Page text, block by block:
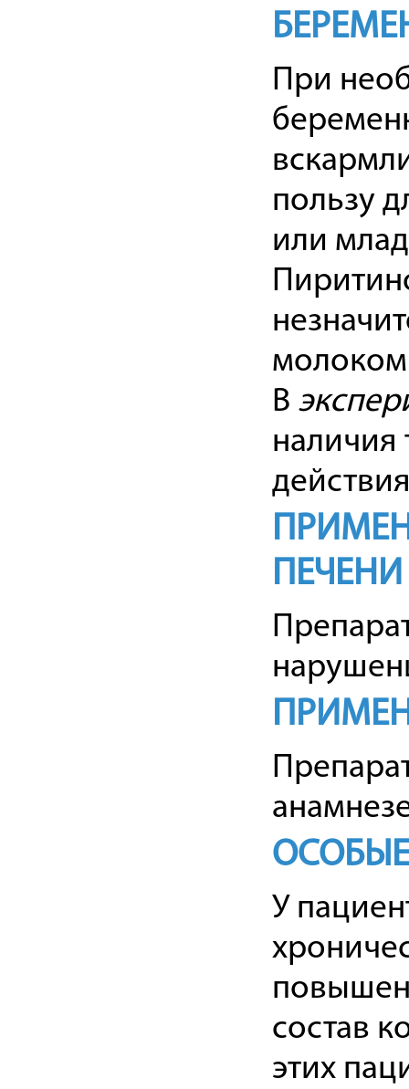
При
пользу
или
В
наличия
ПЕЧЕНИ
У
состав
этих